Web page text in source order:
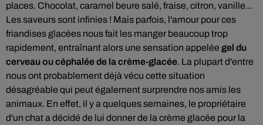
places. Chocolat, caramel beure salé, fraise, citron, vanille...
Les saveurs sont infinies ! Mais parfois, l'amour pour ces
friandises glacées nous fait les manger beaucoup trop
rapidement, entraînant alors une sensation appelée gel du
cerveau ou céphalée de la crème-glacée. La plupart d'entre
nous ont probablement déjà vécu cette situation
désagréable qui peut également surprendre nos amis les
animaux. En effet, il y a quelques semaines, le propriétaire
d'un chat a décidé de lui donner de la crème glacée pour la